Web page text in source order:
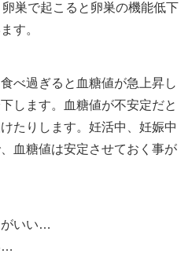
巣で起こると卵巣の機能低下
す。
べ過ぎると血糖値が急上昇し
します。血糖値が不安定だと
たりします。妊活中、妊娠中
血糖値は安定させておく事が
がいい…
…